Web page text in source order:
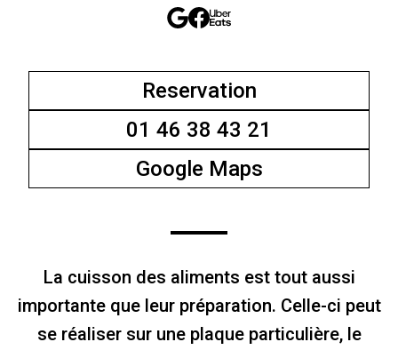
Reservation
01 46 38 43 21
Google Maps
La cuisson des aliments est tout aussi
importante que leur préparation. Celle-ci peut
se réaliser sur une plaque particulière, le